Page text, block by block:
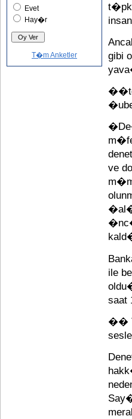
Evet
Hay�r
T�m Anketler
gibi
ve
ile
saat
��